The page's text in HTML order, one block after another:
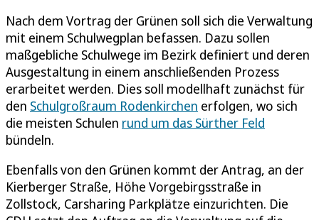
Nach dem Vortrag der Grünen soll sich die Verwaltung
mit einem Schulwegplan befassen. Dazu sollen
maßgebliche Schulwege im Bezirk definiert und deren
Ausgestaltung in einem anschließenden Prozess
erarbeitet werden. Dies soll modellhaft zunächst für
den Schulgroßraum Rodenkirchen erfolgen, wo sich
die meisten Schulen rund um das Sürther Feld
bündeln.
Ebenfalls von den Grünen kommt der Antrag, an der
Kierberger Straße, Höhe Vorgebirgsstraße in
Zollstock, Carsharing Parkplätze einzurichten. Die